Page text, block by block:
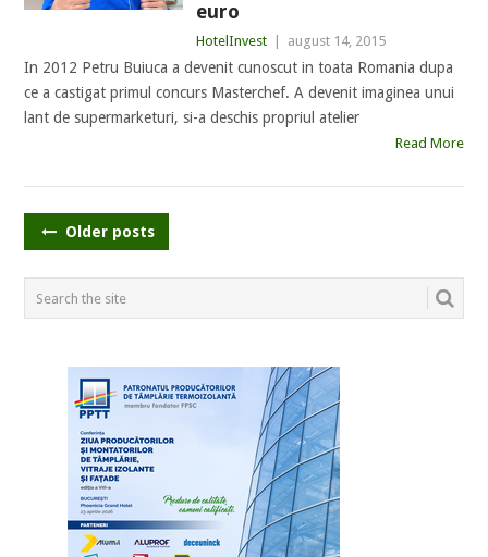
euro
HotelInvest august 14, 2015
In 2012 Petru Buiuca a devenit cunoscut in toata Romania dupa
ce a castigat primul concurs Masterchef. A devenit imaginea unui
lant de supermarketuri, si-a deschis propriul atelier
Read More
POSTS
Older posts